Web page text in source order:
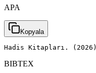
APA
Kopyala
Hadis Kitapları.
BIBTEX